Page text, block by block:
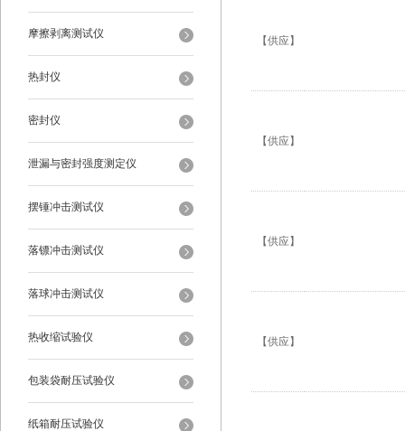
摩擦剥离测试仪
热封仪
密封仪
泄漏与密封强度测定仪
摆锤冲击测试仪
落镖冲击测试仪
落球冲击测试仪
热收缩试验仪
包装袋耐压试验仪
纸箱耐压试验仪
【供应】
【供应】
【供应】
【供应】